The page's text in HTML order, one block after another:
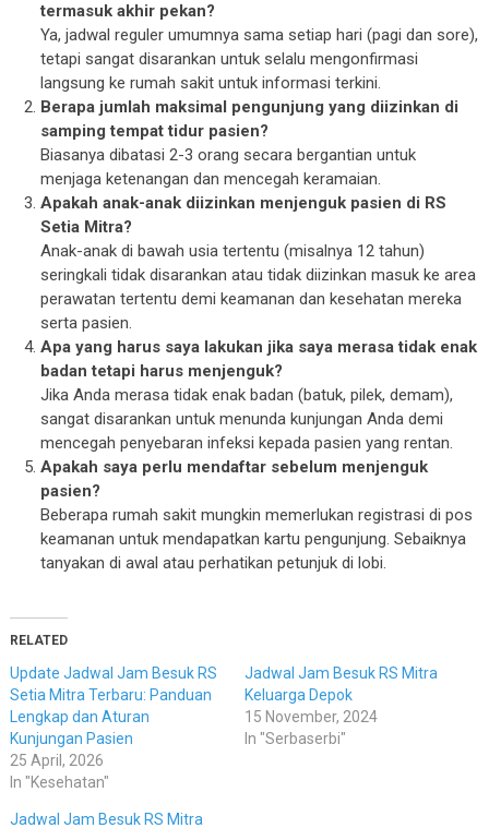
termasuk akhir pekan?
Ya, jadwal reguler umumnya sama setiap hari (pagi dan sore),
tetapi sangat disarankan untuk selalu mengonfirmasi
langsung ke rumah sakit untuk informasi terkini.
Berapa jumlah maksimal pengunjung yang diizinkan di
samping tempat tidur pasien?
Biasanya dibatasi 2-3 orang secara bergantian untuk
menjaga ketenangan dan mencegah keramaian.
Apakah anak-anak diizinkan menjenguk pasien di RS
Setia Mitra?
Anak-anak di bawah usia tertentu (misalnya 12 tahun)
seringkali tidak disarankan atau tidak diizinkan masuk ke area
perawatan tertentu demi keamanan dan kesehatan mereka
serta pasien.
Apa yang harus saya lakukan jika saya merasa tidak enak
badan tetapi harus menjenguk?
Jika Anda merasa tidak enak badan (batuk, pilek, demam),
sangat disarankan untuk menunda kunjungan Anda demi
mencegah penyebaran infeksi kepada pasien yang rentan.
Apakah saya perlu mendaftar sebelum menjenguk
pasien?
Beberapa rumah sakit mungkin memerlukan registrasi di pos
keamanan untuk mendapatkan kartu pengunjung. Sebaiknya
tanyakan di awal atau perhatikan petunjuk di lobi.
RELATED
Update Jadwal Jam Besuk RS
Setia Mitra Terbaru: Panduan
Lengkap dan Aturan
Kunjungan Pasien
25 April, 2026
In "Kesehatan"
Jadwal Jam Besuk RS Mitra
Keluarga Depok
15 November, 2024
In "Serbaserbi"
Jadwal Jam Besuk RS Mitra